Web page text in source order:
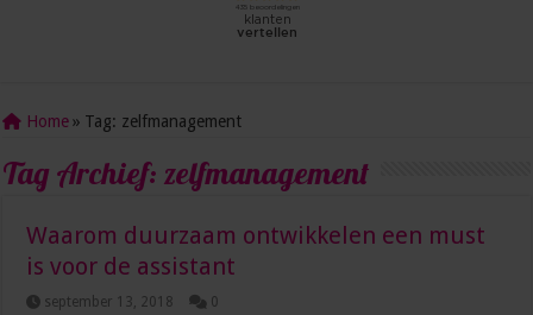
Home » Tag: zelfmanagement
Tag Archief:zelfmanagement
Waarom duurzaam ontwikkelen een must
is voor de assistant
september 13, 2018 0